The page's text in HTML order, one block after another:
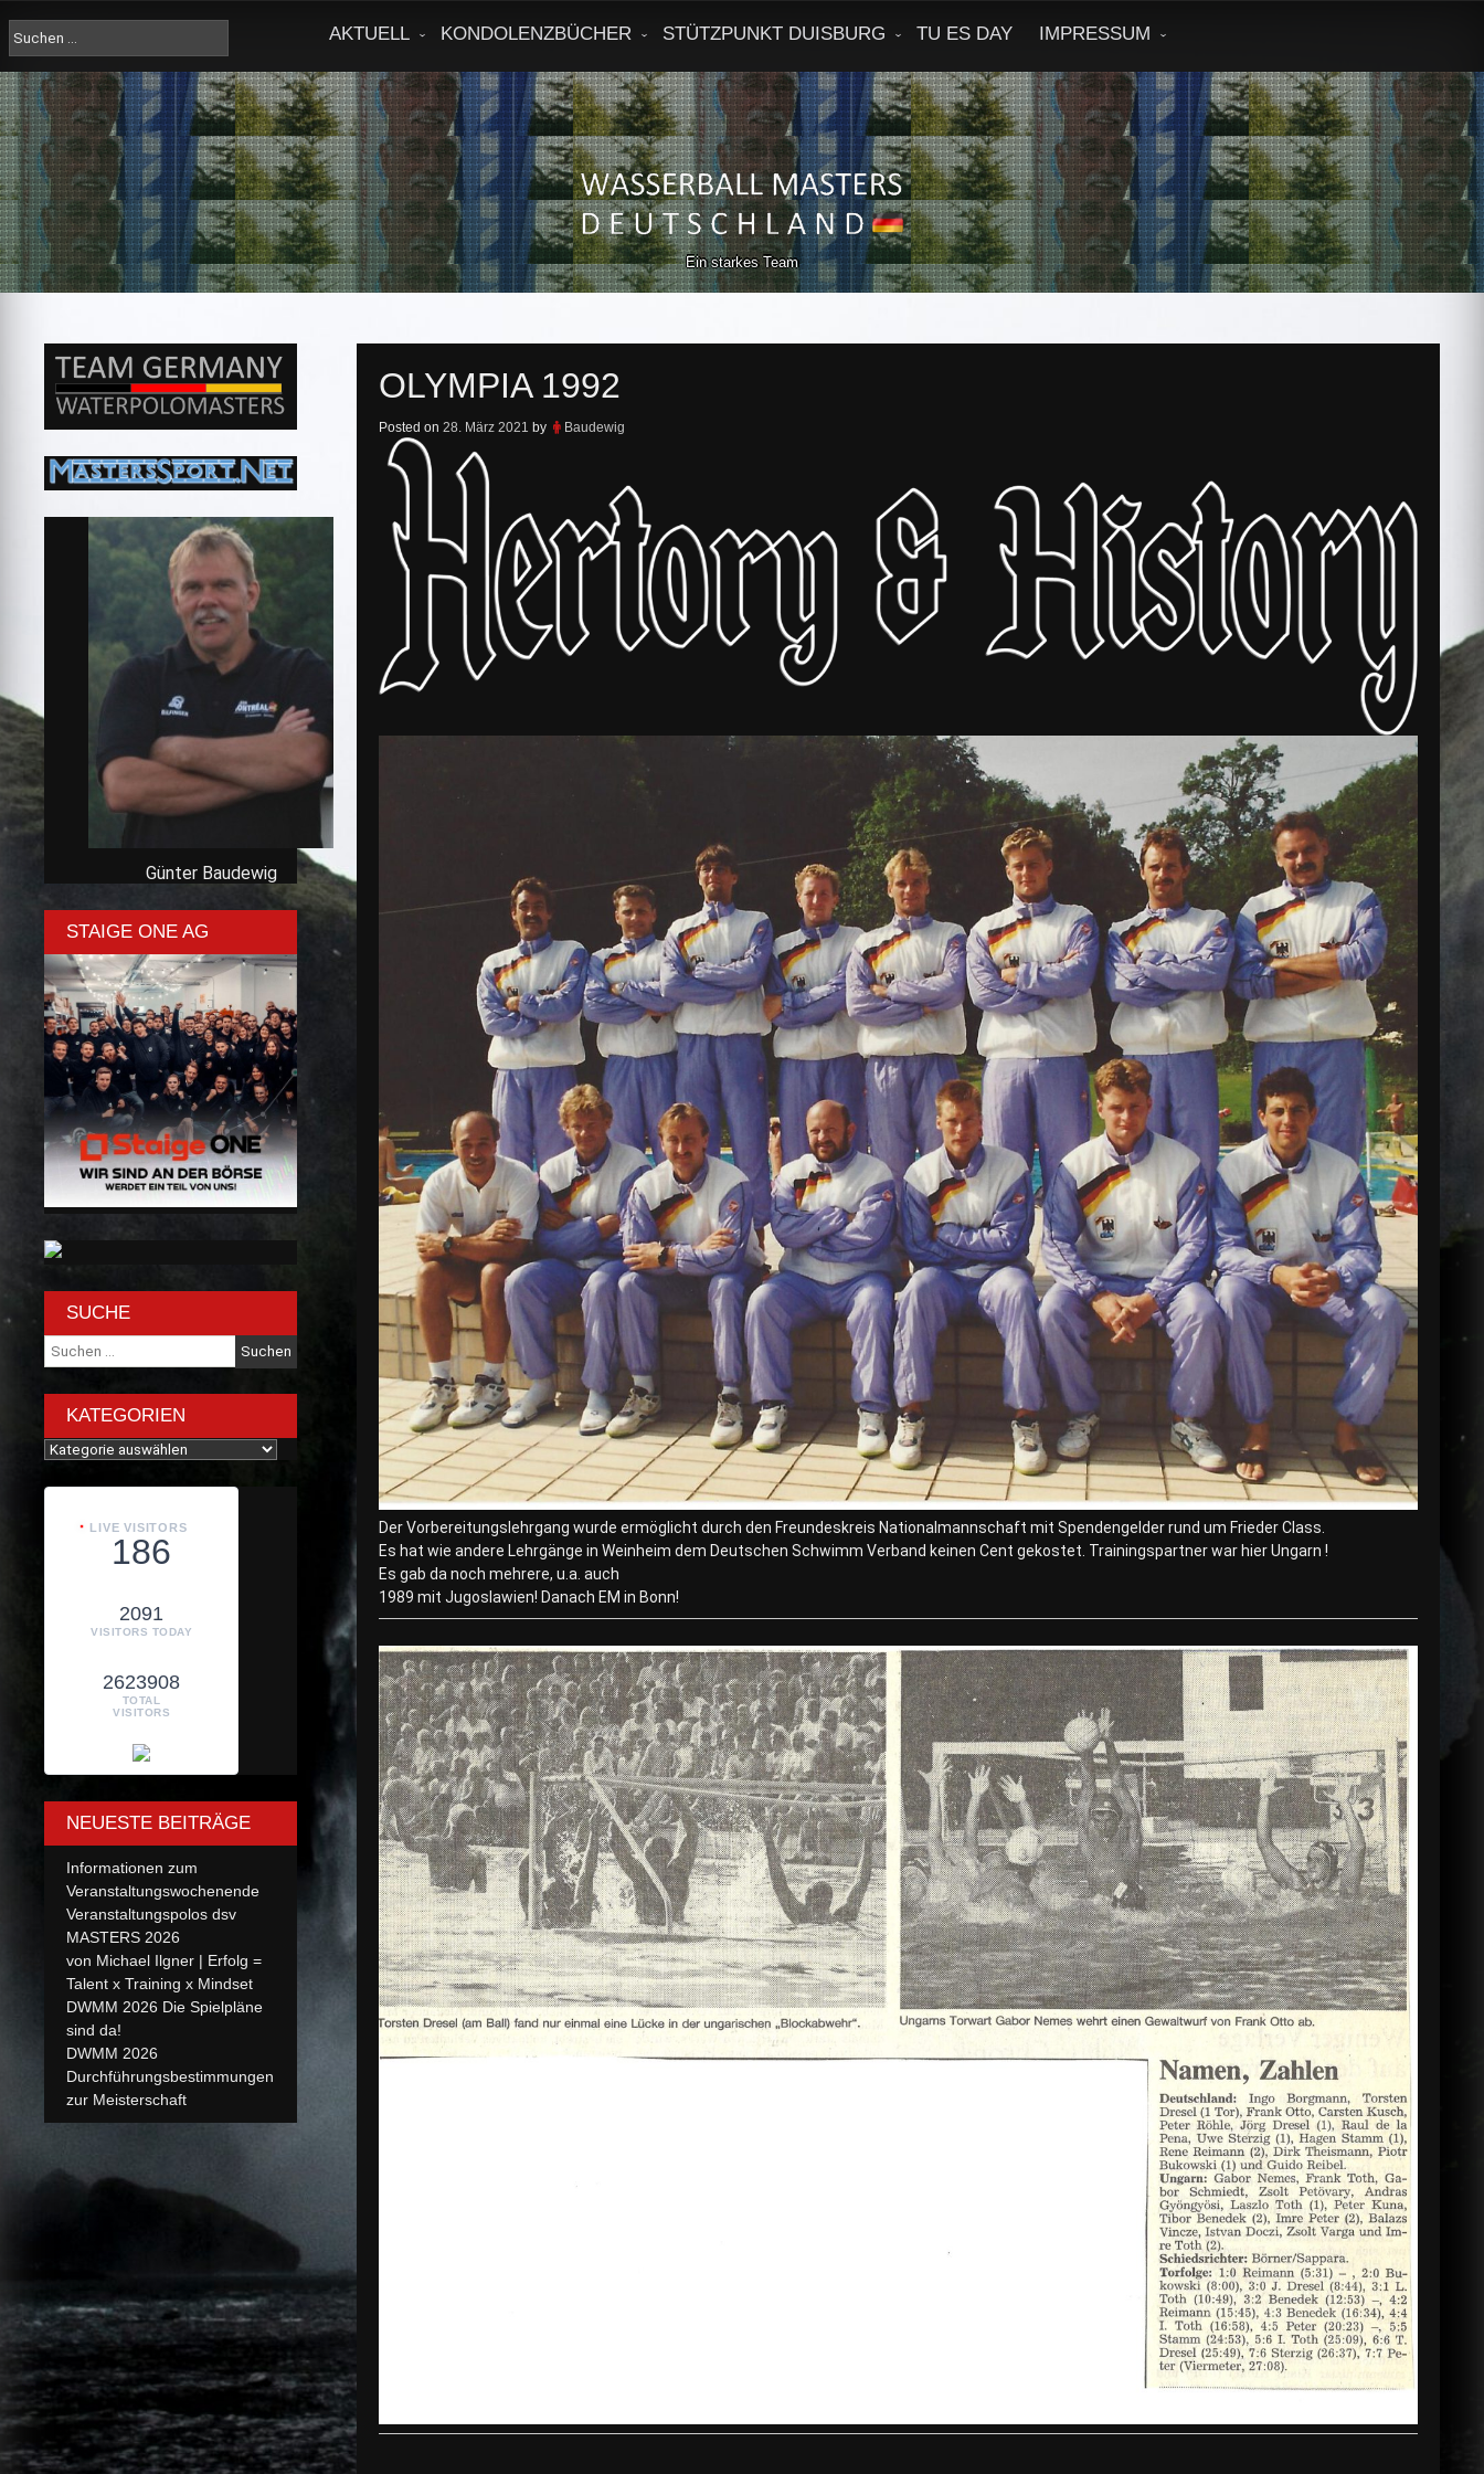
content
Suche
nach:
AKTUELL KONDOLENZBÜCHER STÜTZPUNKT DUISBURG TU ES DAY IMPRESSUM
Ein starkes Team
OLYMPIA 1992
Posted on 28. März 2021 by Baudewig
Der Vorbereitungslehrgang wurde ermöglicht durch den Freundeskreis Nationalmannschaft mit Spendengelder rund um Frieder Class.
Es hat wie andere Lehrgänge in Weinheim dem Deutschen Schwimm Verband keinen Cent gekostet. Trainingspartner war hier Ungarn !
Es gab da noch mehrere, u.a. auch
1989 mit Jugoslawien! Danach EM in Bonn!
Günter Baudewig
STAIGE ONE AG
SUCHE
Suche
nach:
KATEGORIEN
Kategorien
LIVE VISITORS
186
2091
VISITORS TODAY
2623908
TOTAL
VISITORS
NEUESTE BEITRÄGE
Informationen zum
Veranstaltungswochenende
Veranstaltungspolos dsv
MASTERS 2026
von Michael Ilgner | Erfolg =
Talent x Training x Mindset
DWMM 2026 Die Spielpläne
sind da!
DWMM 2026
Durchführungsbestimmungen
zur Meisterschaft